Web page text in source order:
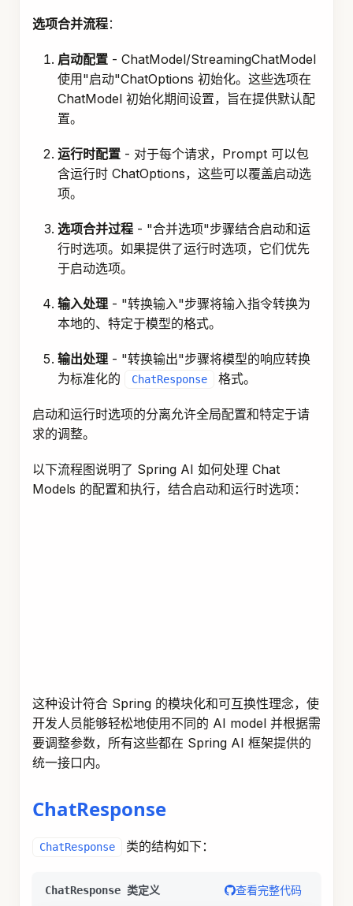
选项合并流程：
启动配置 - ChatModel/StreamingChatModel
使用"启动"ChatOptions 初始化。这些选项在
ChatModel 初始化期间设置，旨在提供默认配
置。
运行时配置 - 对于每个请求，Prompt 可以包
含运行时 ChatOptions，这些可以覆盖启动选
项。
选项合并过程 - "合并选项"步骤结合启动和运
行时选项。如果提供了运行时选项，它们优先
于启动选项。
输入处理 - "转换输入"步骤将输入指令转换为
本地的、特定于模型的格式。
输出处理 - "转换输出"步骤将模型的响应转换
为标准化的
ChatResponse 格式。
启动和运行时选项的分离允许全局配置和特定于请
求的调整。
以下流程图说明了 Spring AI 如何处理 Chat
Models 的配置和执行，结合启动和运行时选项：
这种设计符合 Spring 的模块化和可互换性理念，使
开发人员能够轻松地使用不同的 AI model 并根据需
要调整参数，所有这些都在 Spring AI 框架提供的
统一接口内。
ChatResponse
ChatResponse 类的结构如下：
ChatResponse 类定义 查看完整代码